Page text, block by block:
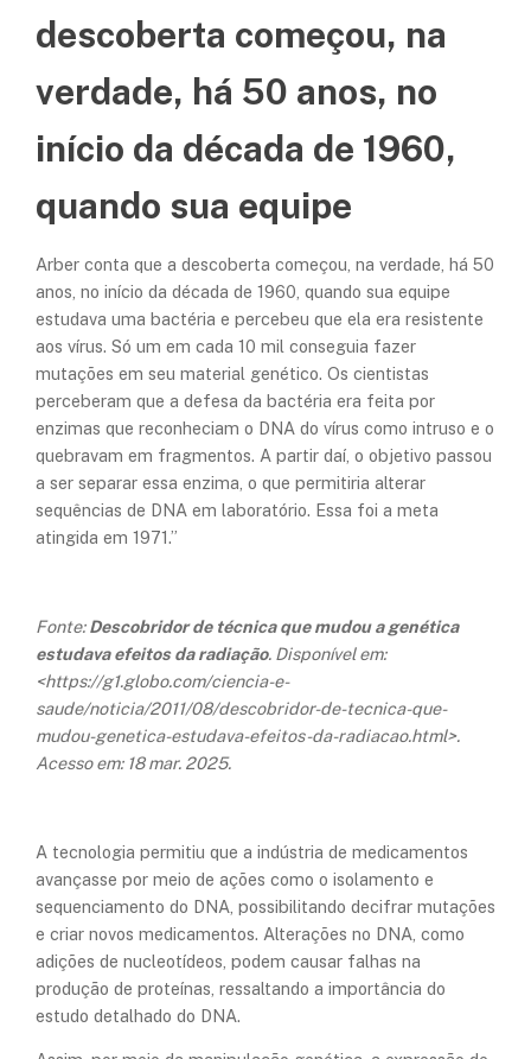
descoberta começou, na
verdade, há 50 anos, no
início da década de 1960,
quando sua equipe
Arber conta que a descoberta começou, na verdade, há 50
anos, no início da década de 1960, quando sua equipe
estudava uma bactéria e percebeu que ela era resistente
aos vírus. Só um em cada 10 mil conseguia fazer
mutações em seu material genético. Os cientistas
perceberam que a defesa da bactéria era feita por
enzimas que reconheciam o DNA do vírus como intruso e o
quebravam em fragmentos. A partir daí, o objetivo passou
a ser separar essa enzima, o que permitiria alterar
sequências de DNA em laboratório. Essa foi a meta
atingida em 1971.”
Fonte:Descobridor de técnica que mudou a genética
estudava efeitos da radiação. Disponível em:
<https://g1.globo.com/ciencia-e-
saude/noticia/2011/08/descobridor-de-tecnica-que-
mudou-genetica-estudava-efeitos-da-radiacao.html>.
Acesso em: 18 mar. 2025.
A tecnologia permitiu que a indústria de medicamentos
avançasse por meio de ações como o isolamento e
sequenciamento do DNA, possibilitando decifrar mutações
e criar novos medicamentos. Alterações no DNA, como
adições de nucleotídeos, podem causar falhas na
produção de proteínas, ressaltando a importância do
estudo detalhado do DNA.